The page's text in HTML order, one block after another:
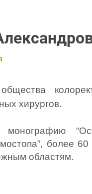
хирургов.
более
областям.